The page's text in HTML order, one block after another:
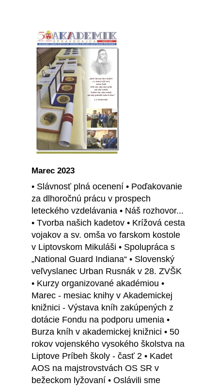
Marec 2023
• Slávnosť plná ocenení • Poďakovanie
za dlhoročnú prácu v prospech
leteckého vzdelávania • Náš rozhovor...
• Tvorba našich kadetov • Krížová cesta
vojakov a sv. omša vo farskom kostole
v Liptovskom Mikuláši • Spolupráca s
„National Guard Indiana“ • Slovenský
veľvyslanec Urban Rusnák v 28. ZVŠK
• Kurzy organizované akadémiou •
Marec - mesiac knihy v Akademickej
knižnici - Výstava kníh zakúpených z
dotácie Fondu na podporu umenia •
Burza kníh v akademickej knižnici • 50
rokov vojenského vysokého školstva na
Liptove Príbeh školy - časť 2 • Kadet
AOS na majstrovstvách OS SR v
bežeckom lyžovaní • Oslávili sme